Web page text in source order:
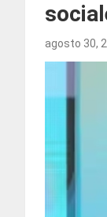
agosto 30,